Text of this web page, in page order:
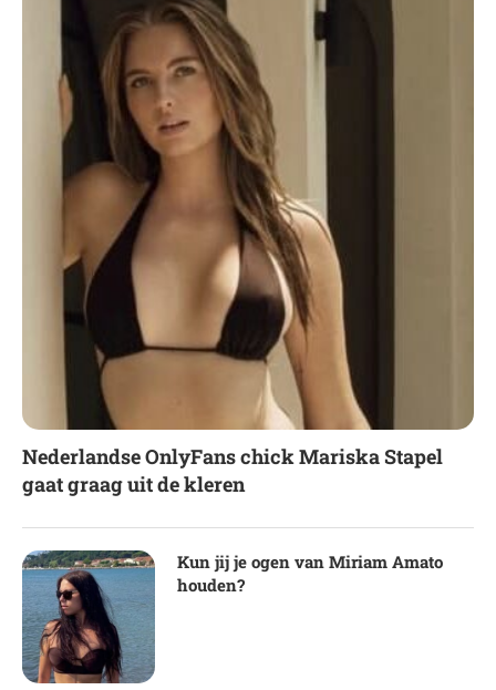
Nederlandse OnlyFans chick Mariska Stapel
gaat graag uit de kleren
Kun jij je ogen van Miriam Amato
houden?